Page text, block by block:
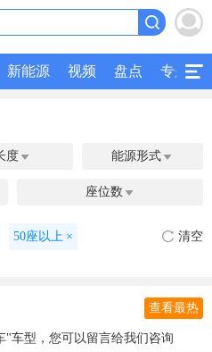
新能源 视频 盘点 专题
度  能源形式 
座位数 
50座以上 × 清空
查看最热
"车型，您可以留言给我们咨询